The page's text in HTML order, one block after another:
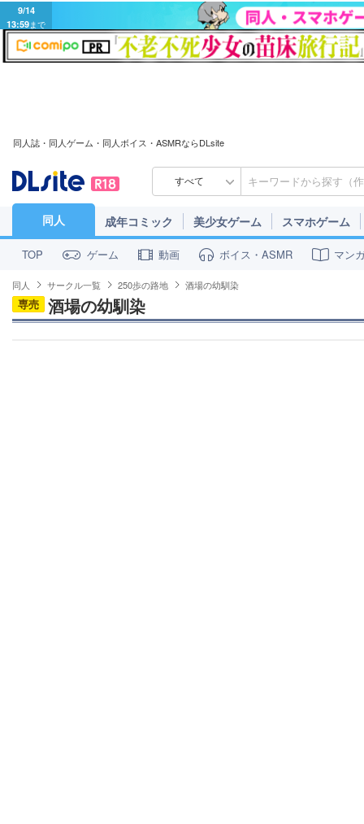
9/14
13:59まで
同人誌・同人ゲーム・同人ボイス・ASMRならDLsite
すべて
同人 成年コミック 美少女ゲーム スマホゲーム
TOP ゲーム 動画 ボイス・ASMR マン
同人 サークル一覧 250歩の路地 酒場の幼馴染
専売 酒場の幼馴染